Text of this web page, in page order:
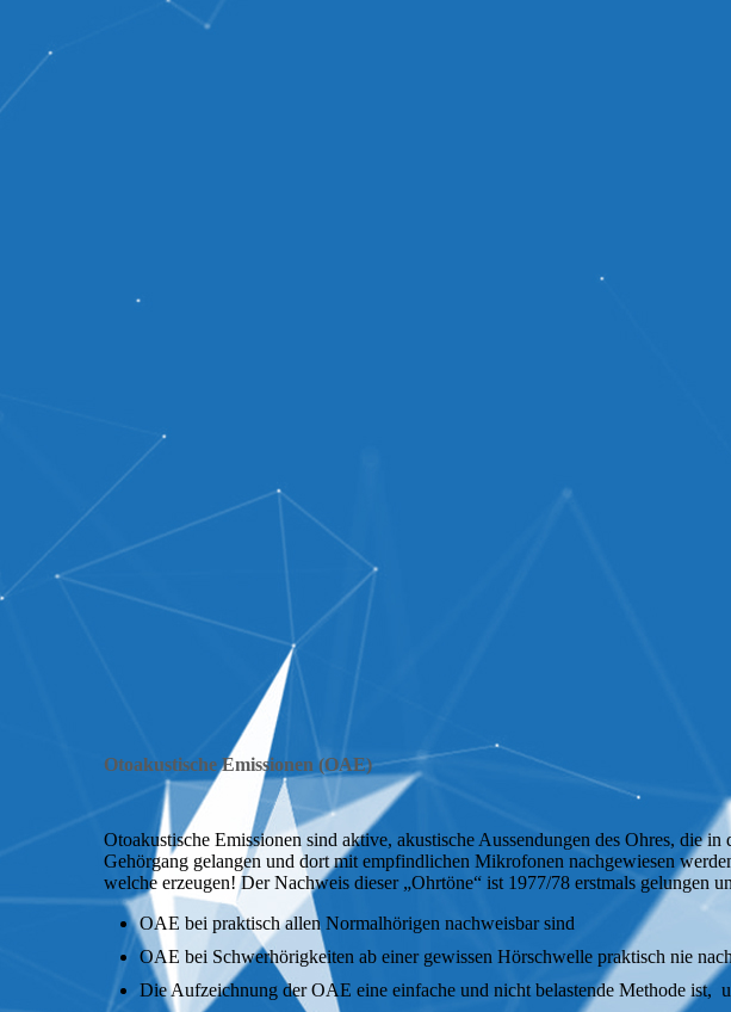
Otoakustische Emissionen (OAE)
Otoakustische Emissionen sind aktive, akus­ti­sche Aus­sen­dungen des Ohres, die in
Ge­hör­gang gelangen und dort mit em­pfind­lichen Mi­kro­fo­nen nach­ge­wiesen
welche erzeugen! Der Nach­weis dieser „Ohrtöne“ ist 1977/78 erst­mals ge­lungen
OAE bei praktisch allen Normalhörigen nachweisbar sind
OAE bei Schwerhörigkeiten ab einer gewissen Hörschwelle praktisch nie
Die Aufzeichnung der OAE eine einfache und nicht belastende Methode ist,